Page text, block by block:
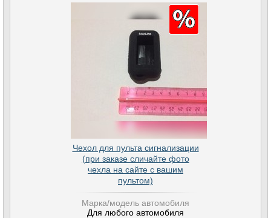
Чехол для пульта сигнализации
(при заказе сличайте фото
чехла на сайте с вашим
пультом)
Марка/модель автомобиля
Для любого автомобиля